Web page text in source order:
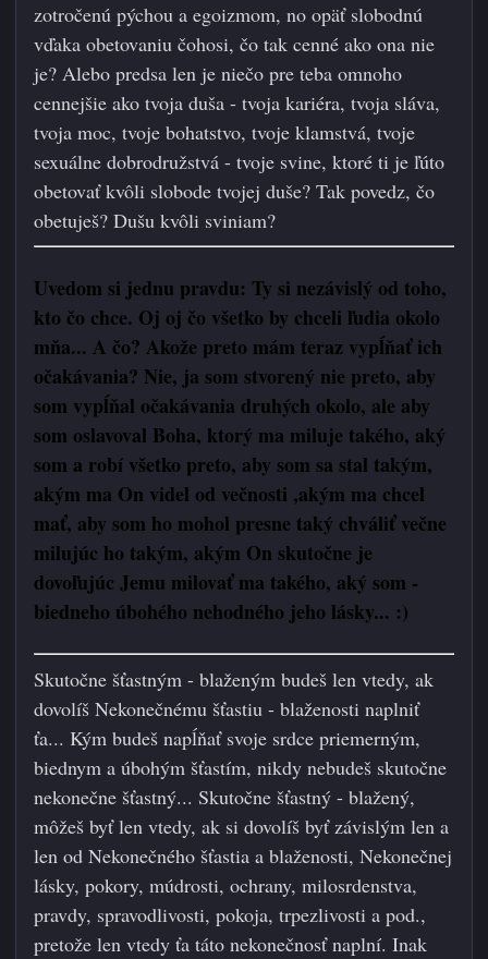
zotročenú pýchou a egoizmom, no opäť slobodnú
vďaka obetovaniu čohosi, čo tak cenné ako ona nie
je? Alebo predsa len je niečo pre teba omnoho
cennejšie ako tvoja duša - tvoja kariéra, tvoja sláva,
tvoja moc, tvoje bohatstvo, tvoje klamstvá, tvoje
sexuálne dobrodružstvá - tvoje svine, ktoré ti je ľúto
obetovať kvôli slobode tvojej duše? Tak povedz, čo
obetuješ? Dušu kvôli sviniam?
Uvedom si jednu pravdu: Ty si nezávislý od toho,
kto čo chce. Oj oj čo všetko by chceli ľudia okolo
mňa... A čo? Akože preto mám teraz vypĺňať ich
očakávania? Nie, ja som stvorený nie preto, aby
som vypĺňal očakávania druhých okolo, ale aby
som oslavoval Boha, ktorý ma miluje takého, aký
som a robí všetko preto, aby som sa stal takým,
akým ma On videl od večnosti ,akým ma chcel
mať, aby som ho mohol presne taký chváliť večne
milujúc ho takým, akým On skutočne je
dovoľujúc Jemu milovať ma takého, aký som -
biedneho úbohého nehodného jeho lásky... :)
Skutočne šťastným - blaženým budeš len vtedy, ak
dovolíš Nekonečnému šťastiu - blaženosti naplniť
ťa... Kým budeš napĺňať svoje srdce priemerným,
biednym a úbohým šťastím, nikdy nebudeš skutočne
nekonečne šťastný... Skutočne šťastný - blažený,
môžeš byť len vtedy, ak si dovolíš byť závislým len a
len od Nekonečného šťastia a blaženosti, Nekonečnej
lásky, pokory, múdrosti, ochrany, milosrdenstva,
pravdy, spravodlivosti, pokoja, trpezlivosti a pod.,
pretože len vtedy ťa táto nekonečnosť naplní. Inak